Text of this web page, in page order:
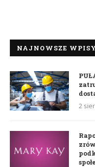
NAJNOWSZE WPISY
2